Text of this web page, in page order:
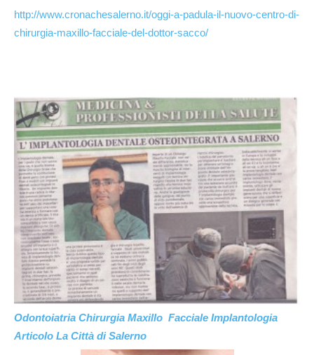
http://www.cronachesalerno.it/oggi-a-padula-il-nuovo-centro-di-
chirurgia-maxillo-facciale-del-dottor-sacco/
Odontoiatria Chirurgia Maxillo Facciale Implantologia
Articolo La Città di Salerno